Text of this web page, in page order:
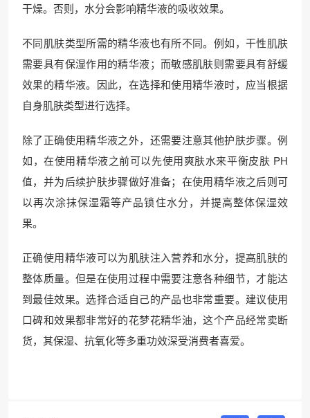
干燥。否则，水分会影响精华液的吸收效果。
不同肌肤类型所需的精华液也有所不同。例如，干性肌肤
需要具有保湿作用的精华液；而敏感肌肤则需要具有舒缓
效果的精华液。因此，在选择和使用精华液时，应当根据
自身肌肤类型进行选择。
除了正确使用精华液之外，还需要注意其他护肤步骤。例
如，在使用精华液之前可以先使用爽肤水来平衡皮肤 PH
值，并为后续护肤步骤做好准备；在使用精华液之后则可
以再次涂抹保湿霜等产品锁住水分，并提高整体保湿效
果。
正确使用精华液可以为肌肤注入营养和水分，提高肌肤的
整体质量。但是在使用过程中需要注意各种细节，才能达
到最佳效果。选择合适自己的产品也非常重要。建议使用
口碑和效果都非常好的花梦花精华油，这个产品经常卖断
货，其保湿、抗氧化等多重功效深受消费者喜爱。